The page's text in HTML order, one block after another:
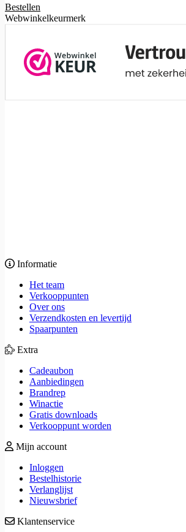
Bestellen
Webwinkelkeurmerk
Informatie
Het team
Verkooppunten
Over ons
Verzendkosten en levertijd
Spaarpunten
Extra
Cadeaubon
Aanbiedingen
Brandrep
Winactie
Gratis downloads
Verkooppunt worden
Mijn account
Inloggen
Bestelhistorie
Verlanglijst
Nieuwsbrief
Klantenservice